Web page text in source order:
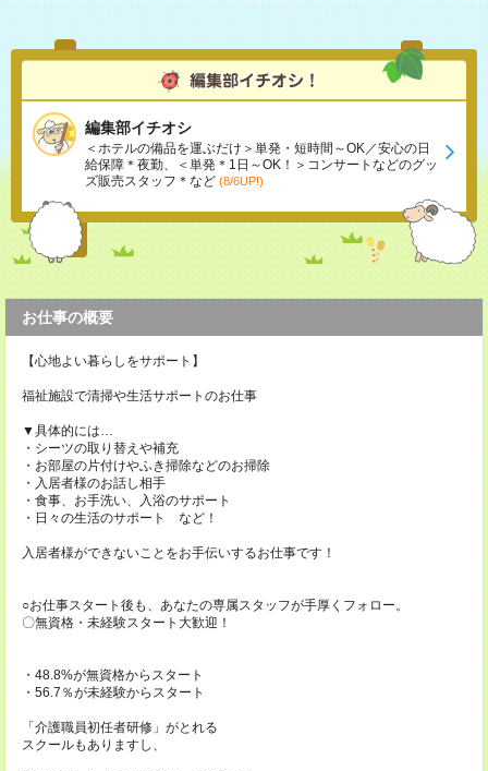
編集部イチオシ
＜ホテルの備品を運ぶだけ＞単発・短時間～OK／安心の日
給保障＊夜勤、＜単発＊1日～OK！＞コンサートなどのグッ
ズ販売スタッフ＊など (8/6UP!)
お仕事の概要
【心地よい暮らしをサポート】
福祉施設で清掃や生活サポートのお仕事
▼具体的には…
・シーツの取り替えや補充
・お部屋の片付けやふき掃除などのお掃除
・入居者様のお話し相手
・食事、お手洗い、入浴のサポート
・日々の生活のサポート など！
入居者様ができないことをお手伝いするお仕事です！
○お仕事スタート後も、あなたの専属スタッフが手厚くフォロー。
〇無資格・未経験スタート大歓迎！
・48.8%が無資格からスタート
・56.7％が未経験からスタート
「介護職員初任者研修」がとれる
スクールもありますし、